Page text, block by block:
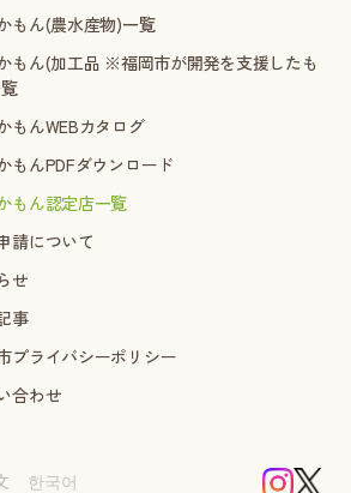
もん(農水産物)一覧
もん(加工品 ※福岡市が開発を支援したも
もんWEBカタログ
もんPDFダウンロード
もん認定店一覧
請について
せ
事
プライバシーポリシー
合わせ
한국어